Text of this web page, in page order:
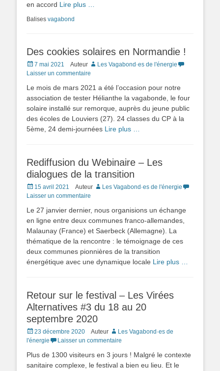
en accord Lire plus …
Balises vagabond
Des cookies solaires en Normandie !
Posted
on
7 mai 2021 Auteur
Les Vagabond·es de l'énergie
Laisser un commentaire
Le mois de mars 2021 a été l’occasion pour notre
association de tester Hélianthe la vagabonde, le four
solaire installé sur remorque, auprès du jeune public
des écoles de Louviers (27). 24 classes du CP à la
5ème, 24 demi-journées Lire plus …
Rediffusion du Webinaire – Les
dialogues de la transition
Posted
on
15 avril 2021 Auteur
Les Vagabond·es de l'énergie
Laisser un commentaire
Le 27 janvier dernier, nous organisions un échange
en ligne entre deux communes franco-allemandes,
Malaunay (France) et Saerbeck (Allemagne). La
thématique de la rencontre : le témoignage de ces
deux communes pionnières de la transition
énergétique avec une dynamique locale Lire plus …
Retour sur le festival – Les Virées
Alternatives #3 du 18 au 20
septembre 2020
Posted
on
23 décembre 2020 Auteur
Les Vagabond·es de
l'énergie
Laisser un commentaire
Plus de 1300 visiteurs en 3 jours ! Malgré le contexte
sanitaire complexe, le festival a bien eu lieu. Et le